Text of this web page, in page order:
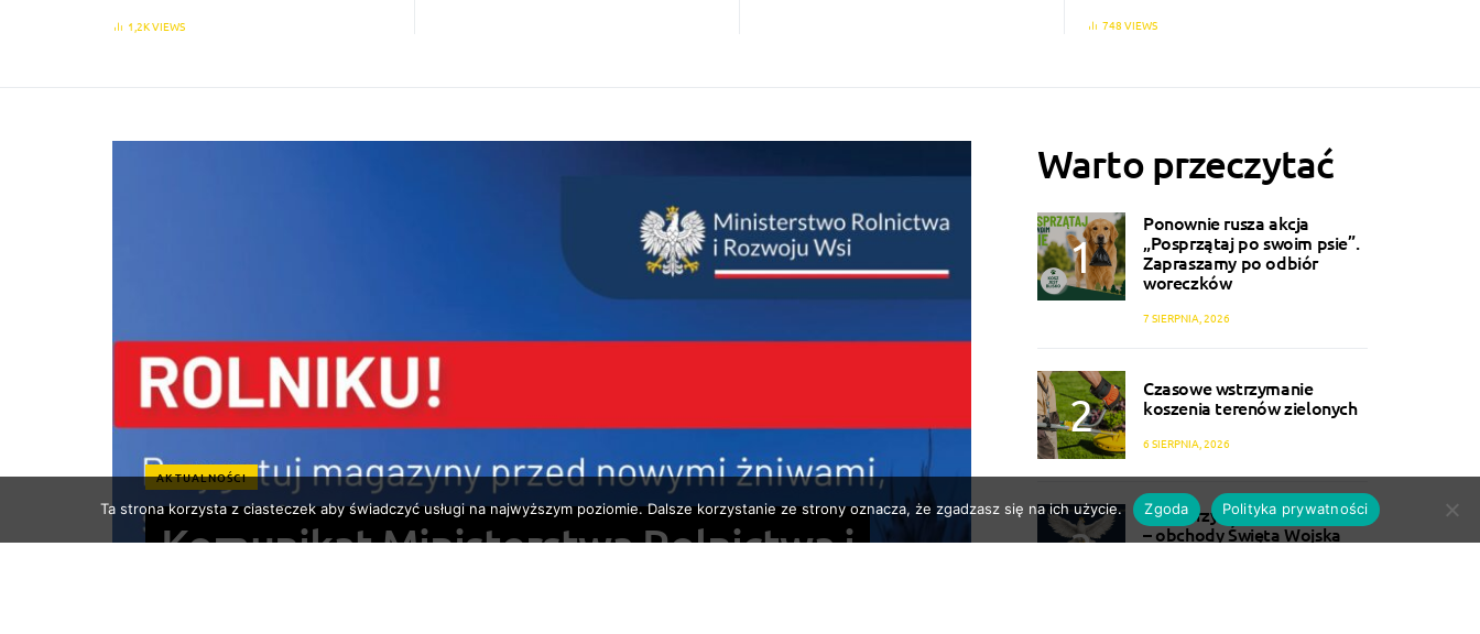
1,2K VIEWS 748 VIEWS
AKTUALNOŚCI
Komunikat Ministerstwa Rolnictwa i
Warto przeczytać
Ponownie rusza akcja
„Posprzątaj po swoim psie”.
Zapraszamy po odbiór
woreczków
7 SIERPNIA, 2026
Czasowe wstrzymanie
koszenia terenów zielonych
6 SIERPNIA, 2026
Pod skrzydłami Orła Białego
– obchody Święta Wojska
Ta strona korzysta z ciasteczek aby świadczyć usługi na najwyższym poziomie. Dalsze korzystanie ze strony oznacza, że zgadzasz się na ich użycie. Zgoda Polityka prywatności